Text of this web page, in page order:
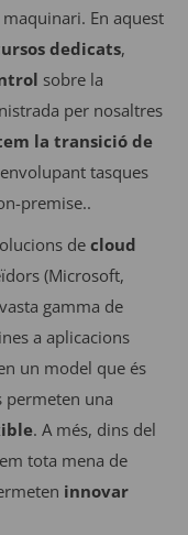
En aquest
dedicats,
sobre la
per nosaltres
la transició de
tasques
premise..
de cloud
(Microsoft,
gamma de
a aplicacions
un model que és
permeten una
. A més, dins del
tota mena de
innovar